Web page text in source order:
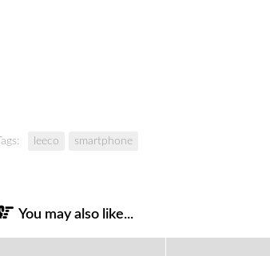
Tags: leeco smartphone
You may also like...